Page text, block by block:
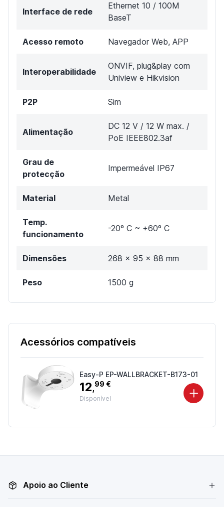
Interface de rede
Ethernet 10 / 100M
BaseT
Acesso remoto Navegador Web, APP
Interoperabilidade
ONVIF, plug&play com
Uniview e Hikvision
P2P Sim
Alimentação
DC 12 V / 12 W max. /
PoE IEEE802.3af
Grau de
protecção
Impermeável IP67
Material Metal
Temp.
funcionamento
-20º C ~ +60º C
Dimensões 268 x 95 x 88 mm
Peso 1500 g
Acessórios compatíveis
Easy-P EP-WALLBRACKET-B173-01
12,99 €
Disponível
Apoio ao Cliente